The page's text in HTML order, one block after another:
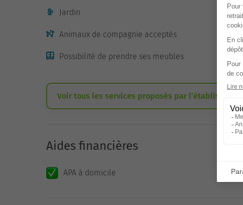
Jardin
Animaux de compagnie acceptés
Possibilité de prendre ses meubles
Voir tous les services proposés par l’établissement
Aides financières
APA à domicile